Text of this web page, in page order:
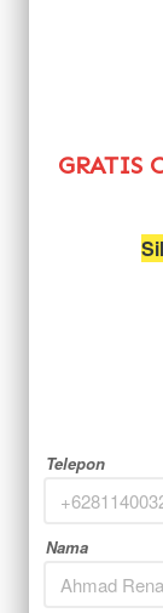
GRATIS
Telepon
Nama